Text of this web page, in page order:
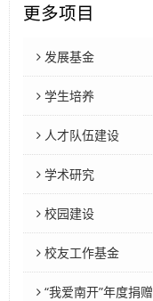
更多项目
发展基金
学生培养
人才队伍建设
学术研究
校园建设
校友工作基金
“我爱南开”年度捐赠